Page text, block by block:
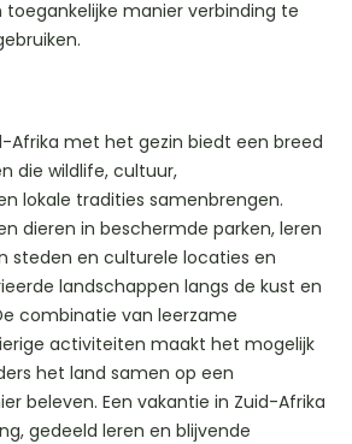
manier verbinding te
Afrika met het gezin biedt een breed
die wildlife, cultuur,
lokale tradities samenbrengen.
dieren in beschermde parken, leren
steden en culturele locaties en
landschappen langs de kust en
combinatie van leerzame
activiteiten maakt het mogelijk
het land samen op een
beleven. Een vakantie in Zuid-Afrika
gedeeld leren en blijvende